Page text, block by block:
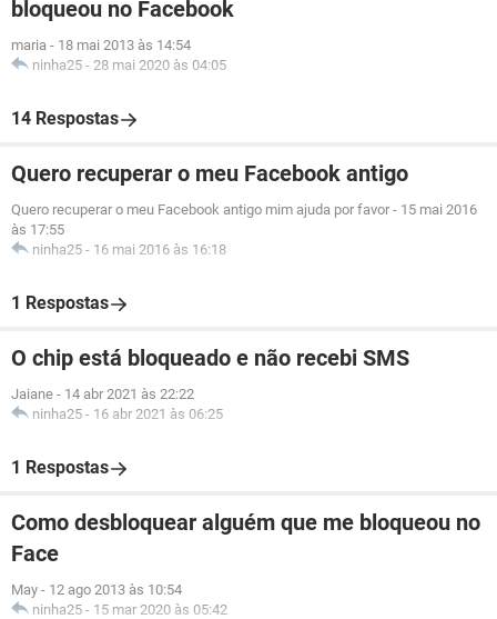
bloqueou no Facebook
maria - 18 mai 2013 às 14:54
ninha25 - 28 mai 2020 às 04:05
14 Respostas
Quero recuperar o meu Facebook antigo
Quero recuperar o meu Facebook antigo mim ajuda por favor - 15 mai 2016
às 17:55
ninha25 - 16 mai 2016 às 16:18
1 Respostas
O chip está bloqueado e não recebi SMS
Jaiane - 14 abr 2021 às 22:22
ninha25 - 16 abr 2021 às 06:25
1 Respostas
Como desbloquear alguém que me bloqueou no
Face
May - 12 ago 2013 às 10:54
ninha25 - 15 mar 2020 às 05:42